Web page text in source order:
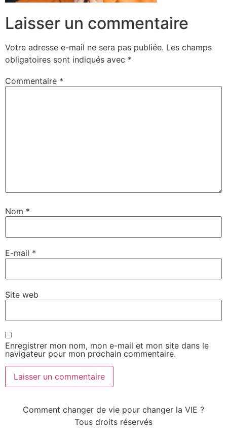
Laisser un commentaire
Votre adresse e-mail ne sera pas publiée. Les champs
obligatoires sont indiqués avec *
Commentaire *
Nom *
E-mail *
Site web
Enregistrer mon nom, mon e-mail et mon site dans le
navigateur pour mon prochain commentaire.
Comment changer de vie pour changer la VIE ?
Tous droits réservés